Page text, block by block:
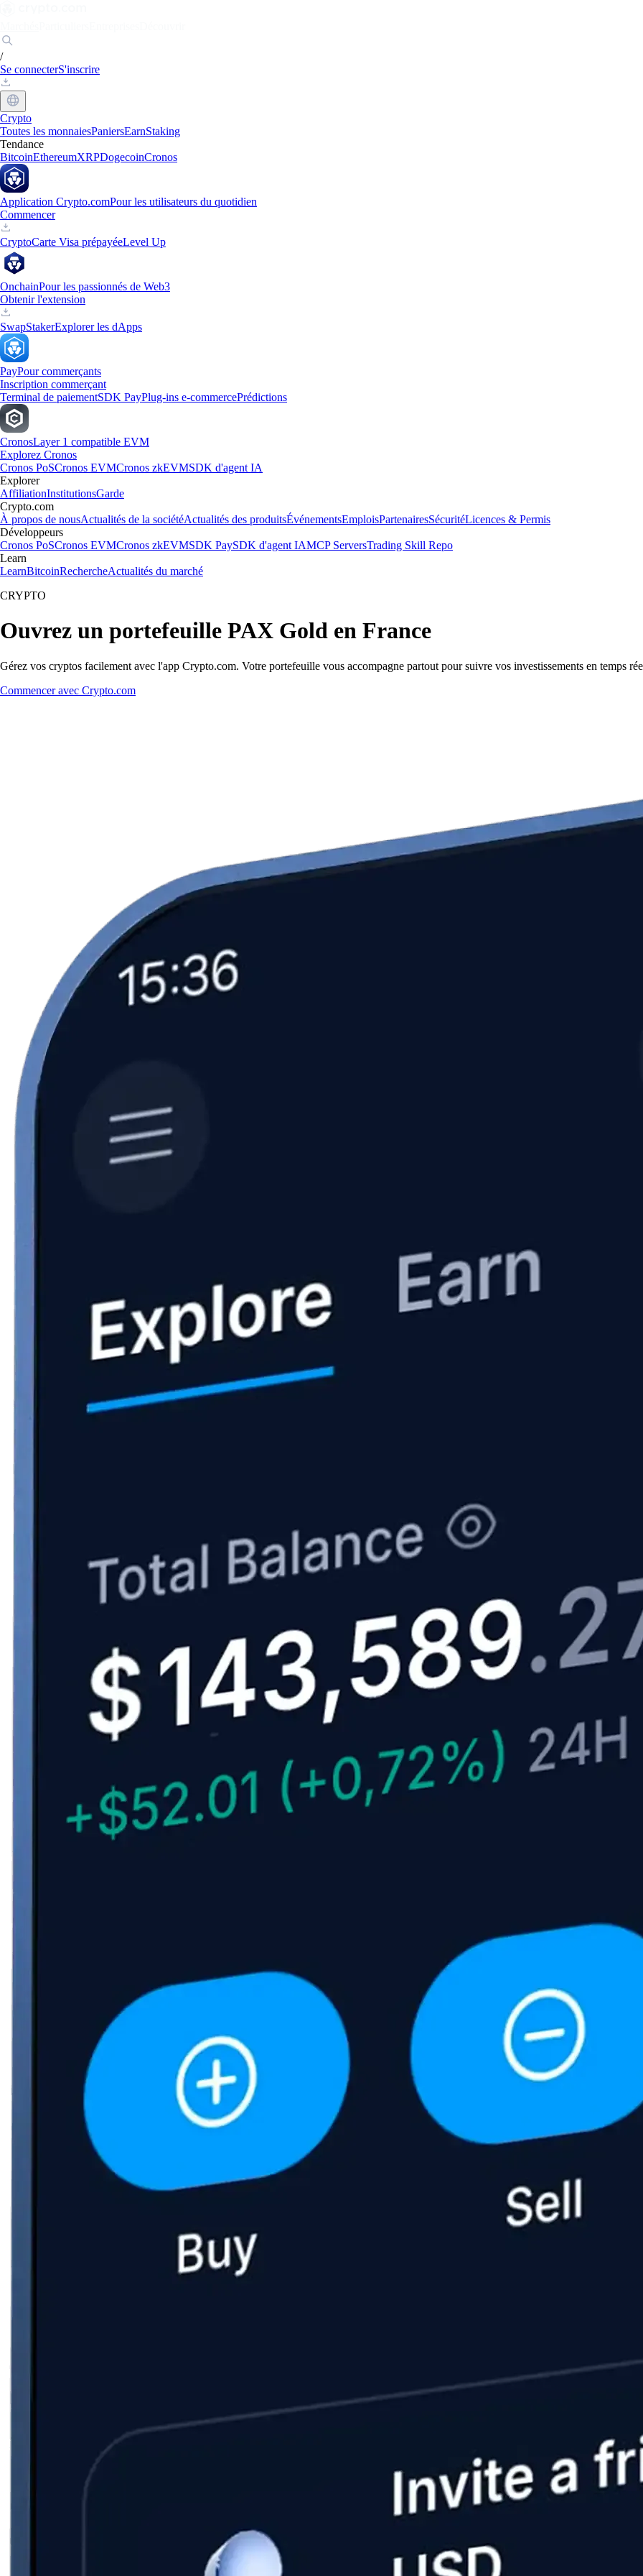
/
Se connecterS'inscrire
Crypto
Toutes les monnaiesPaniersEarnStaking
Tendance
BitcoinEthereumXRPDogecoinCronos
Application Crypto.comPour les utilisateurs du quotidien
Commencer
CryptoCarte Visa prépayéeLevel Up
OnchainPour les passionnés de Web3
Obtenir l'extension
SwapStakerExplorer les dApps
PayPour commerçants
Inscription commerçant
Terminal de paiementSDK PayPlug-ins e-commercePrédictions
CronosLayer 1 compatible EVM
Explorez Cronos
Cronos PoSCronos EVMCronos zkEVMSDK d'agent IA
Explorer
AffiliationInstitutionsGarde
Crypto.com
À propos de nousActualités de la sociétéActualités des produitsÉvénementsEmploisPartenairesSécuritéLicences & Permis
Développeurs
Cronos PoSCronos EVMCronos zkEVMSDK PaySDK d'agent IAMCP ServersTrading Skill Repo
Learn
LearnBitcoinRechercheActualités du marché
CRYPTO
Ouvrez un portefeuille PAX Gold en France
Gérez vos cryptos facilement avec l'app Crypto.com. Votre portefeuille vous accompagne partout pour suivre vos investissements en temps
Commencer avec Crypto.com